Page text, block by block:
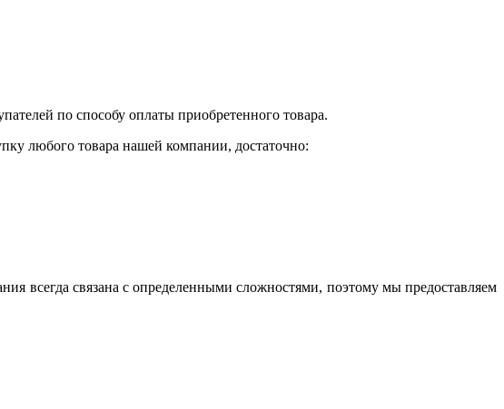
по способу оплаты приобретенного товара.
любого товара нашей компании, достаточно:
всегда связана с определенными сложностями, поэтому мы предоставляем